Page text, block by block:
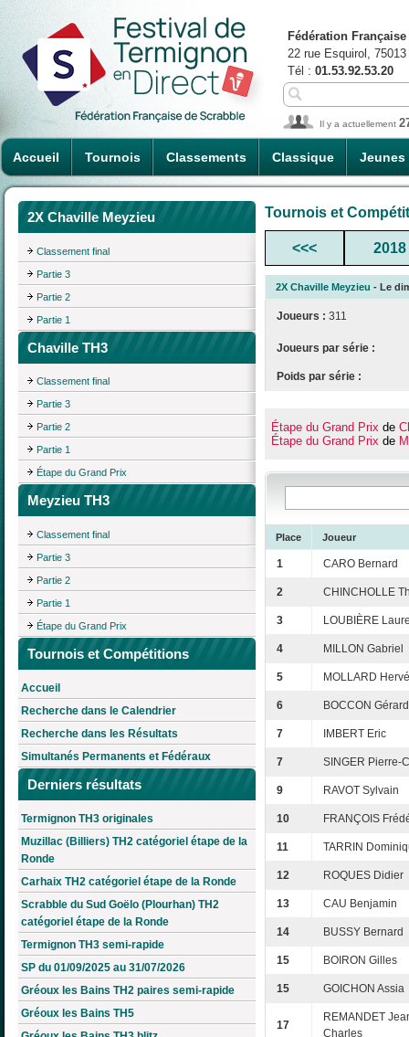
Accueil Tournois Classements Classique Jeunes
Fédération
22 rue Esquirol,
Tél : 01.53.92.53.20
Il y a actuellement
2X Chaville Meyzieu
Classement final
Partie 3
Partie 2
Partie 1
Chaville TH3
Classement final
Partie 3
Partie 2
Partie 1
Étape du Grand Prix
Meyzieu TH3
Classement final
Partie 3
Partie 2
Partie 1
Étape du Grand Prix
Tournois et Compétitions
Accueil
Recherche dans le Calendrier
Recherche dans les Résultats
Simultanés Permanents et Fédéraux
Derniers résultats
Termignon TH3 originales
Muzillac (Billiers) TH2 catégoriel étape de la
Ronde
Carhaix TH2 catégoriel étape de la Ronde
Scrabble du Sud Goëlo (Plourhan) TH2
catégoriel étape de la Ronde
Termignon TH3 semi-rapide
SP du 01/09/2025 au 31/07/2026
Gréoux les Bains TH2 paires semi-rapide
Gréoux les Bains TH5
Tournois et
<<< 2018
2X Chaville Meyzieu - Le
Joueurs : 311
Joueurs par série :
Poids par série :
Étape du Grand Prix de
Étape du Grand Prix de
Place Joueur
1 CARO Bernard
2 CHINCHOLLE
3 LOUBIÈRE
4 MILLON Gabriel
5 MOLLARD Hervé
6 BOCCON Gérard
7 IMBERT Eric
7 SINGER Pierre-
9 RAVOT Sylvain
10 FRANÇOIS
11 TARRIN
12 ROQUES Didier
13 CAU Benjamin
14 BUSSY Bernard
15 BOIRON Gilles
15 GOICHON Assia
17
REMANDET
Charles